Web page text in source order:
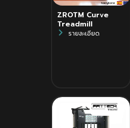
ZROTM Curve
Treadmill
รายละเอียด